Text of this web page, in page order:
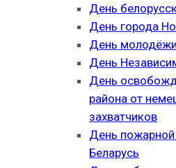
День
День города
День
День
День
района от
захватчиков
День
Беларусь